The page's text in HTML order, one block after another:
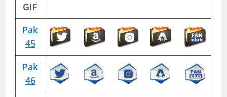
GIF
Pak
45
Pak
46